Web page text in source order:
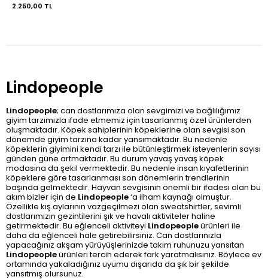
2.250,00 TL
Lindopeople
Lindopeople; can dostlarımıza olan sevgimizi ve bağlılığımız
giyim tarzımızla ifade etmemiz için tasarlanmış özel ürünlerden
oluşmaktadır. Köpek sahiplerinin köpeklerine olan sevgisi son
dönemde giyim tarzına kadar yansımaktadır. Bu nedenle
köpeklerin giyimini kendi tarzı ile bütünleştirmek isteyenlerin sayısı
günden güne artmaktadır. Bu durum yavaş yavaş köpek
modasına da şekil vermektedir. Bu nedenle insan kıyafetlerinin
köpeklere göre tasarlanması son dönemlerin trendlerinin
başında gelmektedir. Hayvan sevgisinin önemli bir ifadesi olan bu
akım bizler için de Lindopeople‘a ilham kaynağı olmuştur.
Özellikle kış aylarının vazgeçilmezi olan sweatshirtler, sevimli
dostlarımızın gezintilerini şık ve havalı aktiviteler haline
getirmektedir. Bu eğlenceli aktiviteyi Lindopeopleürünleri ile
daha da eğlenceli hale getirebilirsiniz. Can dostlarınızla
yapacağınız akşam yürüyüşlerinizde takım ruhunuzu yansıtan
Lindopeopleürünleri tercih ederek fark yaratmalısınız. Böylece ev
ortamında yakaladığınız uyumu dışarıda da şık bir şekilde
yansıtmış olursunuz.